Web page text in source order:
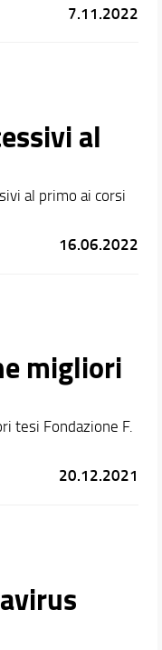
7.11.2022
al
al primo ai corsi
16.06.2022
migliori
tesi Fondazione F.
20.12.2021